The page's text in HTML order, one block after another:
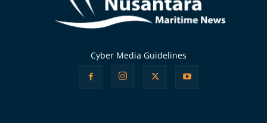
Cyber Media Guidelines